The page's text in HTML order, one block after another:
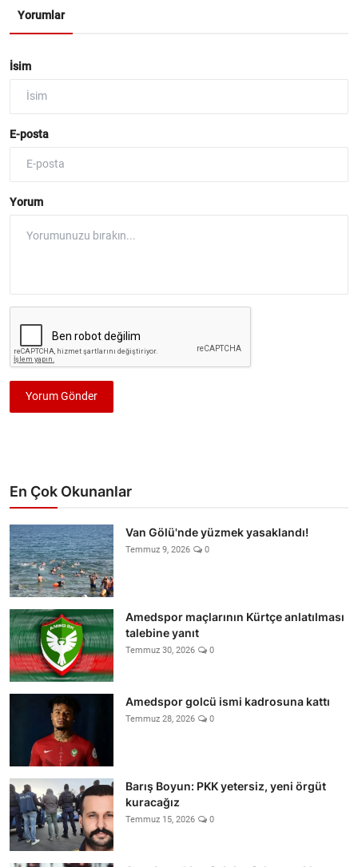
Yorumlar
İsim
E-posta
Yorum
Yorum Gönder
En Çok Okunanlar
Van Gölü'nde yüzmek yasaklandı!
Temmuz 9, 2026 0
Amedspor maçlarının Kürtçe anlatılması
talebine yanıt
Temmuz 30, 2026 0
Amedspor golcü ismi kadrosuna kattı
Temmuz 28, 2026 0
Barış Boyun: PKK yetersiz, yeni örgüt
kuracağız
Temmuz 15, 2026 0